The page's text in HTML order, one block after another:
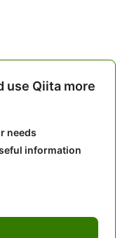
use Qiita more
needs
information